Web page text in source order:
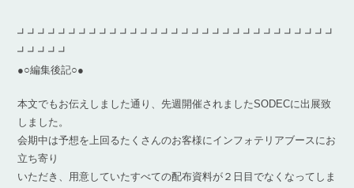
┛┛┛┛┛┛┛┛┛┛┛┛┛┛┛┛┛┛┛┛┛┛┛┛┛┛┛┛┛┛┛
┛┛┛┛┛
●○編集後記○●
本文でもお伝えしました通り、先週開催されましたSODECに出展致
しました。
会期中は予想を上回るたくさんのお客様にインフォテリアブースにお
立ち寄り
いただき、用意していたすべての配布資料が２日目でなくなってしま